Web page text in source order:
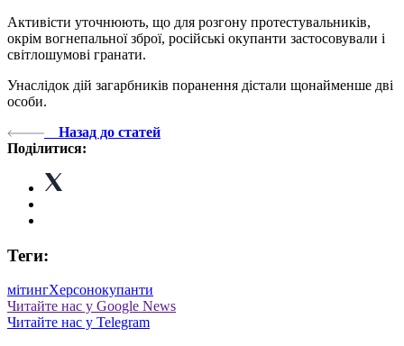
Активісти уточнюють, що для розгону протестувальників,
окрім вогнепальної зброї, російські окупанти застосовували і
світлошумові гранати.
Унаслідок дій загарбників поранення дістали щонайменше дві
особи.
Назад до статей
Поділитися:
Теги:
мітингХерсонокупанти
Читайте нас у Google News
Читайте нас у Telegram